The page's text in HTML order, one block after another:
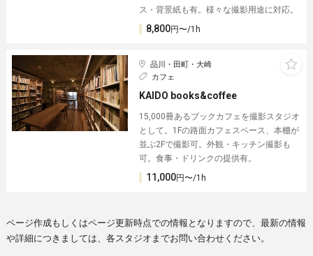
ス・背景紙も有。様々な撮影用途に対応。
8,800円〜/1h
品川・田町・大崎
カフェ
KAIDO books&coffee
15,000冊あるブックカフェを撮影スタジオ
として。1Fの路面カフェスペース、本棚が
並ぶ2Fで撮影可。外観・キッチン撮影も
可。食事・ドリンクの提供有。
11,000円〜/1h
ページ作成もしくはページ更新時点での情報となりますので、最新の情報
や詳細につきましては、各スタジオまでお問い合わせください。